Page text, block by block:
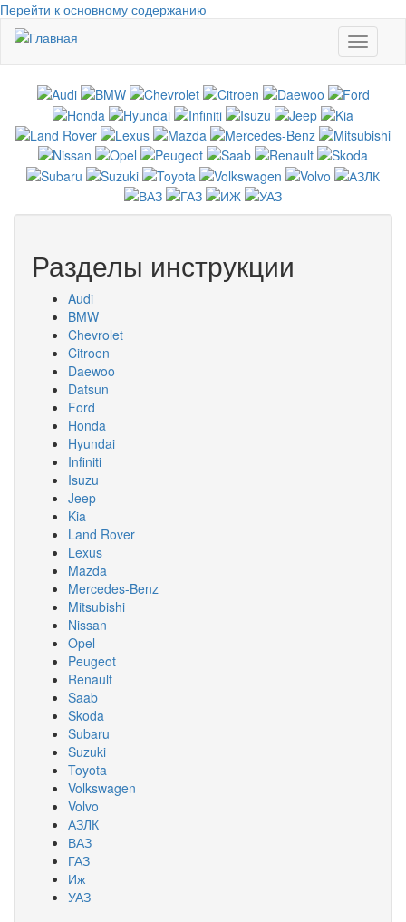
Перейти к основному содержанию
Toggle
Разделы инструкции
Audi
BMW
Chevrolet
Citroen
Daewoo
Datsun
Ford
Honda
Hyundai
Infiniti
Isuzu
Jeep
Kia
Land Rover
Lexus
Mazda
Mercedes-Benz
Mitsubishi
Nissan
Opel
Peugeot
Renault
Saab
Skoda
Subaru
Suzuki
Toyota
Volkswagen
Volvo
АЗЛК
ВАЗ
ГАЗ
Иж
УАЗ